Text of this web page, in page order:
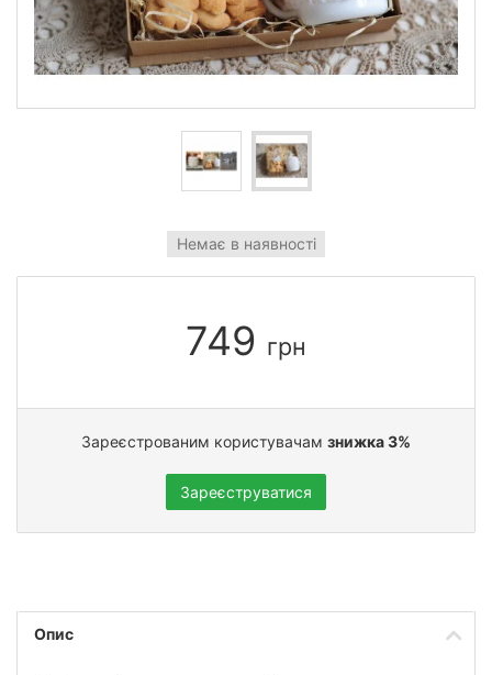
Немає в наявності
749 грн
Зареєстрованим користувачам знижка 3%
Зареєструватися
Опис